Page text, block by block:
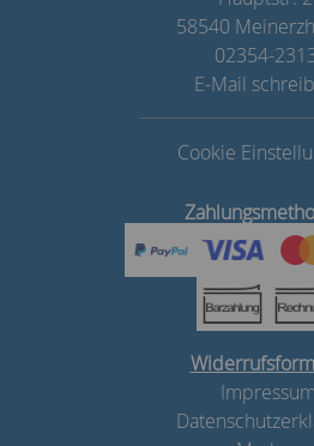
58540
02354-
E-Mail
Cookie
Impressum